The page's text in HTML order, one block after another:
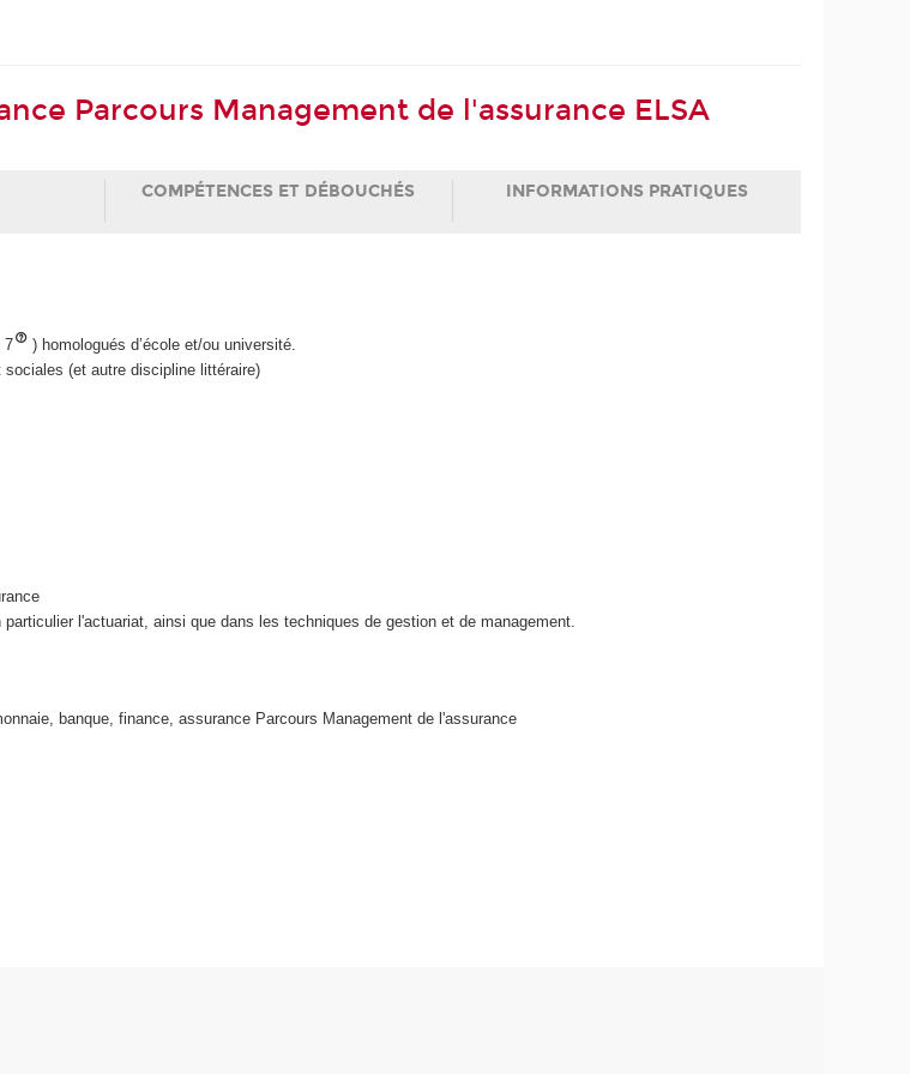
Parcours Management de l'assurance ELSA
COMPÉTENCES ET DÉBOUCHÉS INFORMATIONS PRATIQUES
7
) homologués d’école et/ou université.
(et autre discipline littéraire)
l'actuariat, ainsi que dans les techniques de gestion et de management.
banque, finance, assurance Parcours Management de l'assurance